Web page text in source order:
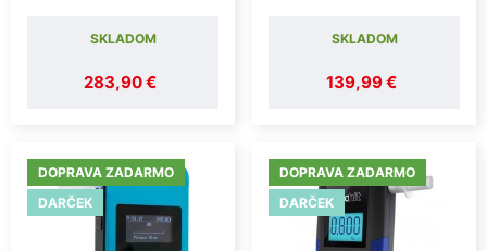
283,90 €
SKLADOM
139,99 €
SKLADOM
DOPRAVA ZADARMO
DARČEK
DOPRAVA ZADARMO
DARČEK